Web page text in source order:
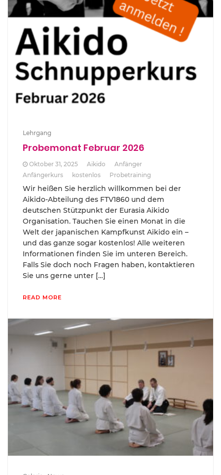
Lehrgang
Probemonat Februar 2026
Oktober 31, 2025 Aikido
Anfänger
Anfängerkurs
kostenlos Probetraining
Wir heißen Sie herzlich willkommen bei der
Aikido-Abteilung des FTV1860 und dem
deutschen Stützpunkt der Eurasia Aikido
Organisation. Tauchen Sie einen Monat in die
Welt der japanischen Kampfkunst Aikido ein –
und das ganze sogar kostenlos! Alle weiteren
Informationen finden Sie im unteren Bereich.
Falls Sie doch noch Fragen haben, kontaktieren
Sie uns gerne unter […]
READ MORE